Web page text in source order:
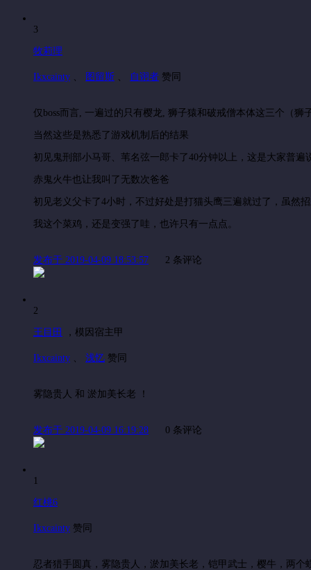
3
牧莉理
Ikxcainty 图留斯 自诩者 赞同
仅boss而言, 一遍过的只有樱龙, 狮子猿和破戒僧本体这三个（狮
当然这些是熟悉了游戏机制后的结果
初见鬼刑部小马哥、苇名弦一郎卡了40分钟以上，这是大家普遍
赤鬼火牛也让我叫了无数次爸爸
初见老义父卡了4小时，不过好处是打猫头鹰三遍就过了，虽然
我这个菜鸡，还是变强了哇，也许只有一点点。
发布于 2019-04-09 18:53:57 2 条评论
2
王目田 ， 模因宿主甲
Ikxcainty 浅忆 赞同
雾隐贵人 和 淤加美长老 ！
发布于 2019-04-09 16:19:28 0 条评论
1
红桃6
Ikxcainty 赞同
忍者猎手圆真，雾隐贵人，淤加美长老，铠甲武士，樱牛，两个